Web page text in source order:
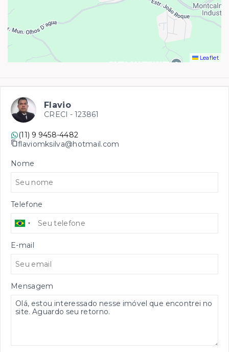
Leaflet
Flavio
CRECI - 123861
(11) 9 9458-4482
flaviomksilva@hotmail.com
Nome
Telefone
E-mail
Mensagem